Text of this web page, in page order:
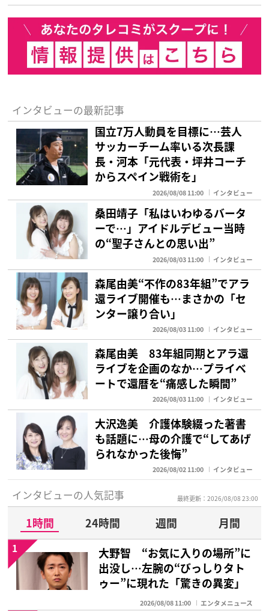
インタビューの最新記事
国立7万人動員を目標に…芸人
サッカーチーム率いる次長課
長・河本「元代表・坪井コーチ
からスペイン戦術を」
2026/08/08 11:00 インタビュー
桑田靖子「私はいわゆるバータ
ーで…」アイドルデビュー当時
の“聖子さんとの思い出”
2026/08/03 11:00 インタビュー
森尾由美“不作の83年組”でアラ
還ライブ開催も…まさかの「セ
ンター譲り合い」
2026/08/03 11:00 インタビュー
森尾由美 83年組同期とアラ還
ライブを企画のなか…プライベ
ートで還暦を“痛感した瞬間”
2026/08/03 11:00 インタビュー
大沢逸美 介護体験綴った著書
も話題に…母の介護で“してあげ
られなかった後悔”
2026/08/02 11:00 インタビュー
インタビューの人気記事 最終更新：2026/08/08 23:00
1時間 24時間 週間
月間
大野智 “お気に入りの場所”に
出没し…左腕の“びっしりタト
ゥー”に現れた「驚きの異変」
2026/08/08 11:00 エンタメニュース
1